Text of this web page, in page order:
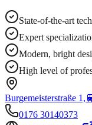
State-of-the-art
Expert
Modern, bright
High level of
Burgemeisterstraße 1, 🚆
0176 30140373